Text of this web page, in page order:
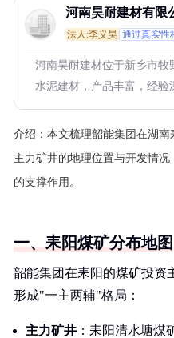
河南昊耐建材有限
法人:李义昊 通过真实性
河南昊耐建材位于新乡市牧
水泥建材，产品丰富，经验
介绍： 本文梳理韶能集团在湖
主力矿井的地理位置与开发情
的支撑作用。
一、耒阳煤矿分布地图
韶能集团在耒阳的煤矿投资
形成"一主两辅"格局：
主力矿井 ：耒阳清水塘煤